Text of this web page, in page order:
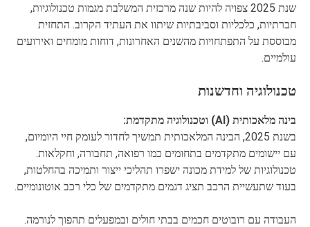
שנת 2025 צפויה להיות שנה מרכזית המשלבת מגמות טכנולוגיות,
חברתיות, כלכליות וסביבתיות שיתוו את העתיד הקרוב. התחזית
מבוססת על התפתחויות מהשנים האחרונות, דוחות מומחים ואירועים
עולמיים.
טכנולוגיה וחדשנות
בינה מלאכותית (AI) וטכנולוגיה מתקדמת:
בשנת 2025, הבינה המלאכותית תמשיך לחדור לעומק חיי היומיום,
עם יישומים מתקדמים בתחומים כמו רפואה, תחבורה, וחקלאות.
טכנולוגיות של למידת מכונה ישפרו תהליכי ייצור ותמיכה בהחלטות,
בעוד שתעשיית הרכב תציג דגמים מתקדמים של כלי רכב אוטונומיים.
העבודה עם רובוטים חכמים בבתי חולים ובמפעלים תהפוך לנורמה.